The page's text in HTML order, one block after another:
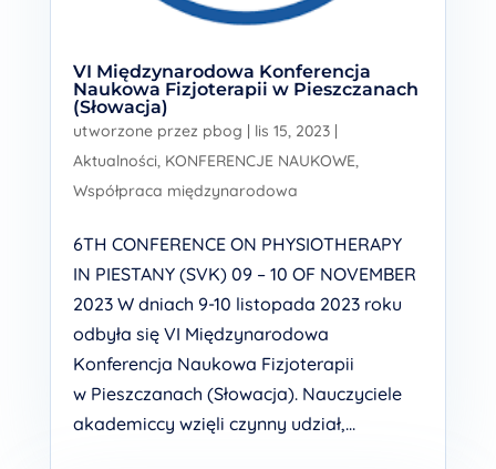
VI Międzynarodowa Konferencja
Naukowa Fizjoterapii w Pieszczanach
(Słowacja)
utworzone przez pbog | lis 15, 2023|
Aktualności, KONFERENCJE NAUKOWE,
Współpraca międzynarodowa
6TH CONFERENCE ON PHYSIOTHERAPY
IN PIESTANY (SVK) 09 – 10 OF NOVEMBER
2023 W dniach 9-10 listopada 2023 roku
odbyła się VI Międzynarodowa
Konferencja Naukowa Fizjoterapii
w Pieszczanach (Słowacja). Nauczyciele
akademiccy wzięli czynny udział,...